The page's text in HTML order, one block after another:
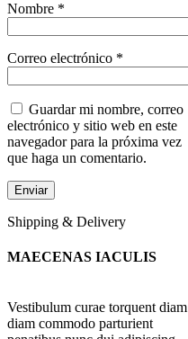
Nombre *
Correo electrónico *
Guardar mi nombre, correo
electrónico y sitio web en este
navegador para la próxima vez
que haga un comentario.
Shipping & Delivery
MAECENAS IACULIS
Vestibulum curae torquent diam
diam commodo parturient